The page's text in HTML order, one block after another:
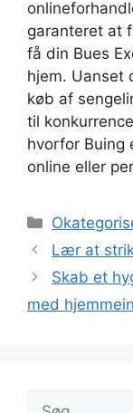
garanteret at
få din Bues
hjem. Uanset
køb af
til
hvorfor
online eller
Kategorier
Lær at
Skab et
med
Søg